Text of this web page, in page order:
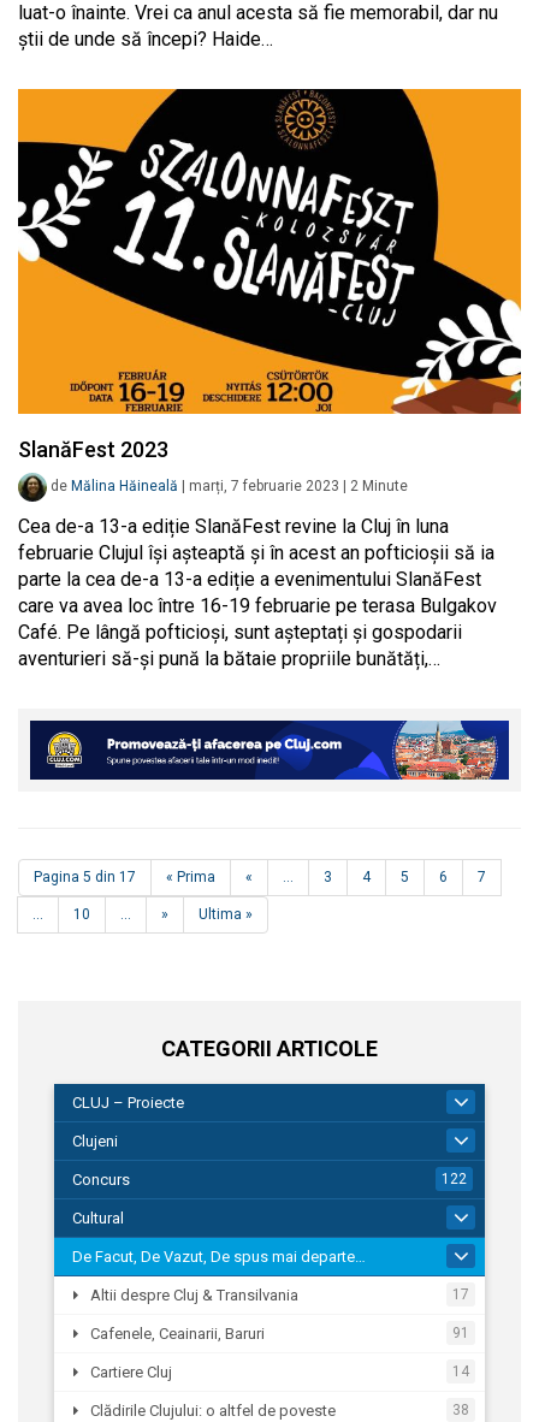
luat-o înainte. Vrei ca anul acesta să fie memorabil, dar nu
știi de unde să începi? Haide…
SlanăFest 2023
de Mălina Hăineală marți, 7 februarie 2023 2 Minute
Cea de-a 13-a ediție SlanăFest revine la Cluj în luna
februarie Clujul își așteaptă și în acest an pofticioșii să ia
parte la cea de-a 13-a ediție a evenimentului SlanăFest
care va avea loc între 16-19 februarie pe terasa Bulgakov
Café. Pe lângă pofticioși, sunt așteptați și gospodarii
aventurieri să-și pună la bătaie propriile bunătăți,…
Pagina 5 din 17 « Prima « ... 3 4 5 6 7
... 10 ... » Ultima »
CATEGORII ARTICOLE
CLUJ – Proiecte
Clujeni
Concurs 122
Cultural
De Facut, De Vazut, De spus mai departe…
1.318
Altii despre Cluj & Transilvania 17
Cafenele, Ceainarii, Baruri 91
Cartiere Cluj 14
Clădirile Clujului: o altfel de poveste 38